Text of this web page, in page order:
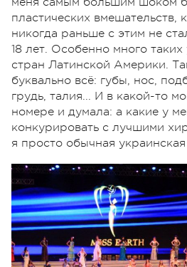
пластических вмешательств,
никогда раньше с этим не
18 лет. Особенно много
стран Латинской Америки.
буквально всё: губы, нос,
грудь, талия... И в какой-то
номере и думала: а какие у
конкурировать с лучшими
я просто обычная